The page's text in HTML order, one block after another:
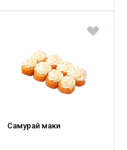
Самурай маки